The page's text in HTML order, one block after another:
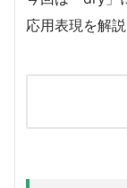
応用表現を解説